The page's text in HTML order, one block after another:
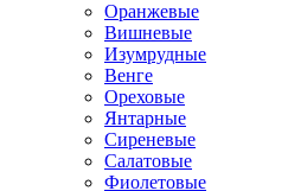
Оранжевые
Вишневые
Изумрудные
Венге
Ореховые
Янтарные
Сиреневые
Салатовые
Фиолетовые